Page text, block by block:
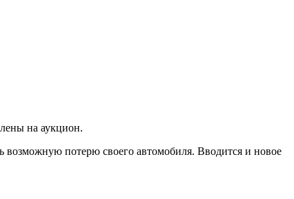
на аукцион.
потерю своего автомобиля. Вводится и новое